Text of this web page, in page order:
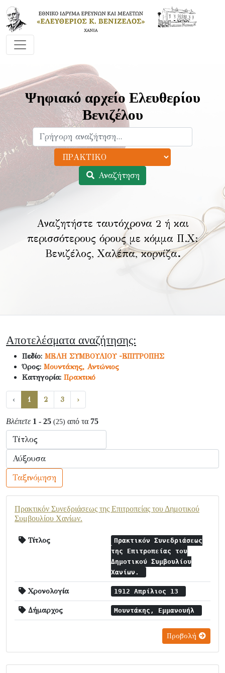
Ψηφιακό αρχείο Ελευθερίου
Βενιζέλου
Αναζήτηση
Αναζητήστε ταυτόχρονα 2 ή και
περισσότερους όρους με κόμμα Π.Χ:
Βενιζέλος, Χαλέπα, κορνίζα.
Αποτελέσματα αναζήτησης:
Πεδίο: ΜΕΛΗ ΣΥΜΒΟΥΛΙΟΥ -ΕΠΙΤΡΟΠΗΣ
Όρος: Μουντάκης, Αντώνιος
Κατηγορία: Πρακτικό
‹ 1 2 3 ›
Βλέπετε 1 - 25 (25) από τα 75
Ταξινόμηση
Πρακτικόν Συνεδριάσεως της Επιτροπείας του Δημοτικού
Συμβουλίου Χανίων.
Τίτλος
Πρακτικόν Συνεδριάσεως
της Επιτροπείας του
Δημοτικού Συμβουλίου
Χανίων.
Χρονολογία 1912 Απρίλιος 13
Δήμαρχος Μουντάκης, Εμμανουήλ
Προβολή